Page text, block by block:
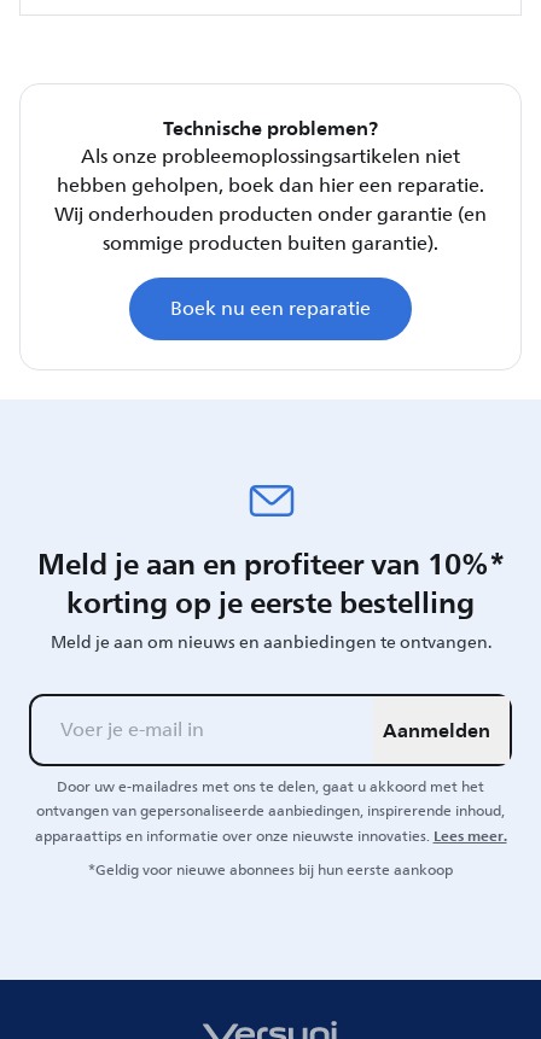
Technische problemen?
Als onze probleemoplossingsartikelen niet
hebben geholpen, boek dan hier een reparatie.
Wij onderhouden producten onder garantie (en
sommige producten buiten garantie).
Boek nu een reparatie
Meld je aan en profiteer van 10%*
korting op je eerste bestelling
Meld je aan om nieuws en aanbiedingen te ontvangen.
Aanmelden
Door uw e-mailadres met ons te delen, gaat u akkoord met het
ontvangen van gepersonaliseerde aanbiedingen, inspirerende inhoud,
apparaattips en informatie over onze nieuwste innovaties.Lees meer.
*Geldig voor nieuwe abonnees bij hun eerste aankoop